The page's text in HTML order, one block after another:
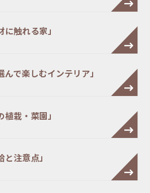
触れる家」
で楽しむインテリア」
栽・菜園」
注意点」